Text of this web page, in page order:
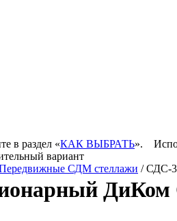
в раздел «КАК ВЫБРАТЬ».
вариант
СДМ стеллажи / СДС-